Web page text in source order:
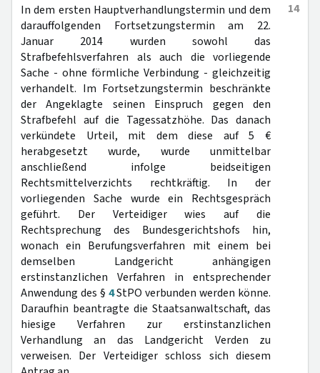
14
In dem ersten Hauptverhandlungstermin und dem
darauffolgenden Fortsetzungstermin am 22.
Januar 2014 wurden sowohl das
Strafbefehlsverfahren als auch die vorliegende
Sache - ohne förmliche Verbindung - gleichzeitig
verhandelt. Im Fortsetzungstermin beschränkte
der Angeklagte seinen Einspruch gegen den
Strafbefehl auf die Tagessatzhöhe. Das danach
verkündete Urteil, mit dem diese auf 5 €
herabgesetzt wurde, wurde unmittelbar
anschließend infolge beidseitigen
Rechtsmittelverzichts rechtkräftig. In der
vorliegenden Sache wurde ein Rechtsgespräch
geführt. Der Verteidiger wies auf die
Rechtsprechung des Bundesgerichtshofs hin,
wonach ein Berufungsverfahren mit einem bei
demselben Landgericht anhängigen
erstinstanzlichen Verfahren in entsprechender
Anwendung des § 4StPO verbunden werden könne.
Daraufhin beantragte die Staatsanwaltschaft, das
hiesige Verfahren zur erstinstanzlichen
Verhandlung an das Landgericht Verden zu
verweisen. Der Verteidiger schloss sich diesem